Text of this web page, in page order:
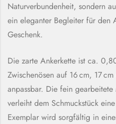
Naturverbundenheit, sondern
ein eleganter Begleiter für den
Geschenk.
Die zarte Ankerkette ist ca.
Zwischenösen auf 16 cm, 17
anpassbar. Die fein
verleiht dem Schmuckstück
Exemplar wird sorgfältig in